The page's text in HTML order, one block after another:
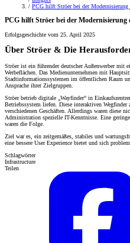
/ PCG hilft Ströer bei der Modernisierung
PCG hilft Ströer bei der Modernisierung
Erfolgsgeschichte vom 25. April 2025
Über Ströer & Die
Ströer ist ein führender deutscher Außenwerber mit
Werbeflächen. Das Medienunternehmen mit
Stadtinformationssystemen im öffentlichen Raum
Ansprache ihrer Zielgruppen.
Ströer betrieb digitale „Wayfinder“ in
Betriebssystem liefen. Diese interaktiven Wegfinder
verschiedenen Geschäften. Allerdings waren diese
Administration spezielle IT-Kenntnisse. Eine
waren die Folge.
Ziel war es, ein zeitgemäßes, stabiles und
eine bessere User Experience bietet und sich
Schlagwörter
Infrastructure
Teilen